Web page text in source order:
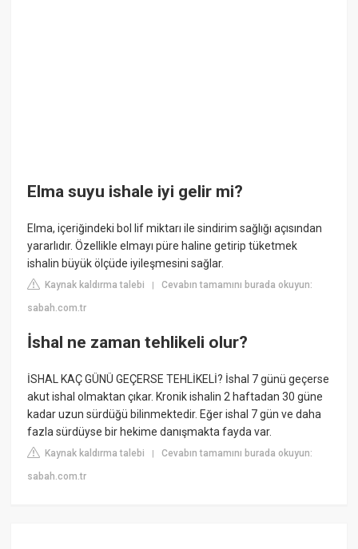
Elma suyu ishale iyi gelir mi?
Elma, içeriğindeki bol lif miktarı ile sindirim sağlığı açısından
yararlıdır. Özellikle elmayı püre haline getirip tüketmek
ishalin büyük ölçüde iyileşmesini sağlar.
Kaynak kaldırma talebi |Cevabın tamamını burada okuyun:
sabah.com.tr
İshal ne zaman tehlikeli olur?
İSHAL KAÇ GÜNÜ GEÇERSE TEHLİKELİ? İshal 7 günü geçerse
akut ishal olmaktan çıkar. Kronik ishalin 2 haftadan 30 güne
kadar uzun sürdüğü bilinmektedir. Eğer ishal 7 gün ve daha
fazla sürdüyse bir hekime danışmakta fayda var.
Kaynak kaldırma talebi |Cevabın tamamını burada okuyun:
sabah.com.tr